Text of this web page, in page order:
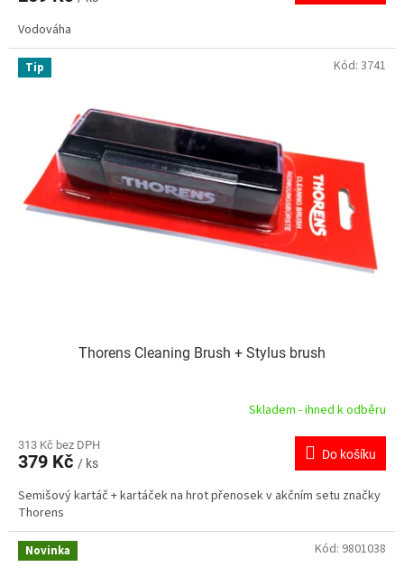
Vodováha
Tip
Thorens Cleaning Brush + Stylus brush
Skladem - ihned k odběru
313 Kč bez DPH
379 Kč / ks
Do košíku
Semišový kartáč + kartáček na hrot přenosek v akčním setu značky
Thorens
Kód: 3741
Novinka Kód: 9801038